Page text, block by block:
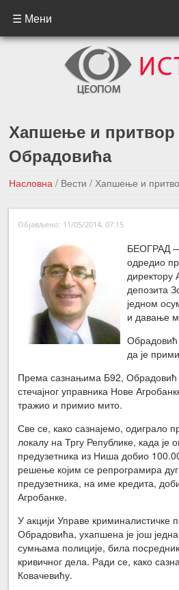
☰ Мени
Хапшење и притвор
Обрадовића
Насловна / Вести/ Хапшење и
←Претходна
Објављено: 11/05/2014, 07:15
БЕОГРАД
одредио
директору
депозита
једном
и давање
Обрадовић
да је
Према сазнањима Б92, Обрадовић
стечајног управника Нове
тражио и примио мито.
Све се, како сазнајемо, одиграло
локалу на Тргу Републике, када је
предузетника из Ниша добио
решење којим се репрограмира дуг
предузетника, на име кредита,
Агробанке.
У акцији Управе криминалистичке
Обрадовића, ухапшена је још
сумњама полиције, била
кривичног дела. Ради се, како
Ковачевићу.